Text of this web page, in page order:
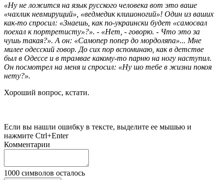
«Ну не ложится на язык русского человека вот это ваше
«чахлик невмирущий», «ведмедик клишоногий»! Один из ваших
как-то спросил: «Знаешь, как по-украински будет «самосвал
поехал к портретисту»?». - «Нет, - говорю. - Что это за
чушь такая?». А он: «Самопер попер до мордоляпа»... Мне
милее одесский говор. До сих пор вспоминаю, как в детстве
был в Одессе и в трамвае какому-то парню на ногу наступил.
Он посмотрел на меня и спросил: «Ну шо тебе в жизни покоя
нету?».
Хороший вопрос, кстати.
Если вы нашли ошибку в тексте, выделите ее мышью и
нажмите Ctrl+Enter
Комментарии
1000 символов осталось